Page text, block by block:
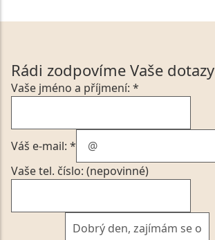
Rádi zodpovíme Vaše dotazy
Vaše jméno a příjmení: *
Váš e-mail: *
Vaše tel. číslo: (nepovinné)